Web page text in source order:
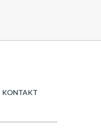
KONTAKT